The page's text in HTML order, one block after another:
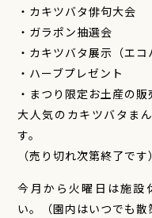
・カキツバタ俳句大会
・ガラポン抽選会
・カキツバタ展示（エコ
・ハーブプレゼント
・まつり限定お土産の販
大人気のカキツバタま
す。
（売り切れ次第終了です）
今月から火曜日は施設
い。（園内はいつでも散